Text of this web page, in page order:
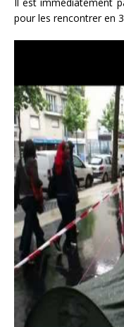
pour les rencontrer en